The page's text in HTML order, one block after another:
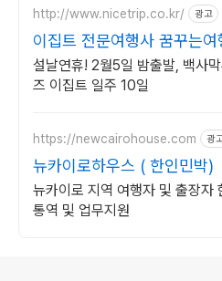
http://www.nicetrip.co.kr/ 광고
이집트 전문여행사 꿈꾸는
출발
설날연휴! 2월5일 밤출발, 백사
즈 이집트 일주 10일
https://newcairohouse.com 광
뉴카이로하우스 ( 한인민박)
뉴카이로 지역 여행자 및 출장자 한식 전문, 여행 프로그램,
통역 및 업무지원